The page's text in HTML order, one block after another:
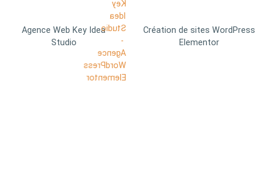
Agence Web Key Idea
Studio
Création de sites WordPress
Elementor